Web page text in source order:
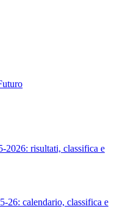
2026: risultati, classifica e
26: calendario, classifica e